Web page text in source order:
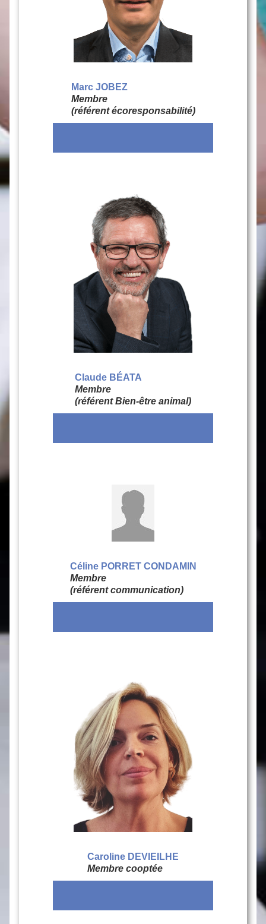
Marc JOBEZ
Membre
(référent écoresponsabilité)
Claude BÉATA
Membre
(référent Bien-être animal)
Céline PORRET CONDAMIN
Membre
(référent communication)
Caroline DEVIEILHE
Membre cooptée